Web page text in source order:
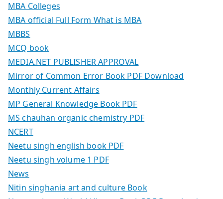
MBA Colleges
MBA official Full Form What is MBA
MBBS
MCQ book
MEDIA.NET PUBLISHER APPROVAL
Mirror of Common Error Book PDF Download
Monthly Current Affairs
MP General Knowledge Book PDF
MS chauhan organic chemistry PDF
NCERT
Neetu singh english book PDF
Neetu singh volume 1 PDF
News
Nitin singhania art and culture Book